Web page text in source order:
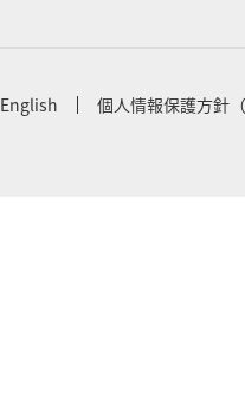
English 個人情報保護方針